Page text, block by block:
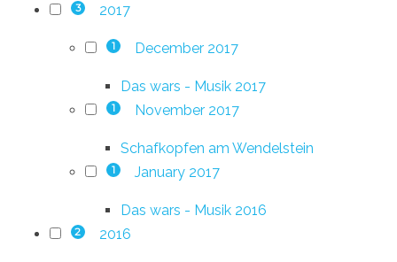
3 2017
1 December 2017
Das wars - Musik 2017
1 November 2017
Schafkopfen am Wendelstein
1 January 2017
Das wars - Musik 2016
2 2016